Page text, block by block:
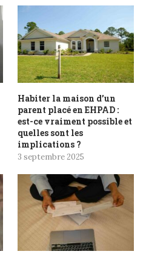
Habiter la maison d’un
parent placé en EHPAD :
est-ce vraiment possible et
quelles sont les
implications ?
3 septembre 2025